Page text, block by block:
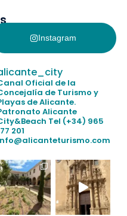
Instagram
Oficial de la
de Turismo y
de Alicante.
Alicante
Tel (+34) 965
201